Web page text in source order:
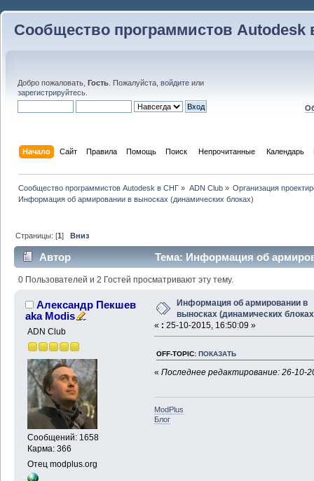
Сообщество программистов Autodesk
Добро пожаловать, Гость . Пожалуйста, войдите или
зарегистрируйтесь
Начало Сайт Правила Помощь Поиск Непрочитанные Календарь
Сообщество программистов Autodesk в СНГ » ADN Club» Организация
Информация об армировании в выносках (динамических блоках)
Страницы: [1]Вниз
Автор
Тема: Информация об
блоках) (Прочитано 31188 раз)
0 Пользователей и 2 Гостей просматривают эту тему.
Александр Пекшев
aka Modis
ADN Club
Сообщений: 1658
Карма: 366
Отец modplus.org
Информация об армировании в
выносках (динамических
« : 25-10-2015, 16:50:09 »
OFF-TOPIC: ПОКАЗАТЬ
« Последнее редактирование: 26-10-
ModPlus
Блог